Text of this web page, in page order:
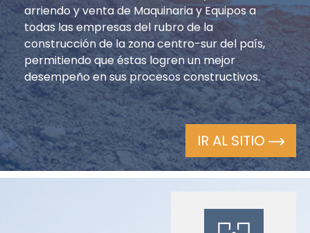
arriendo y venta de Maquinaria y Equipos a
todas las empresas del rubro de la
construcción de la zona centro-sur del país,
permitiendo que éstas logren un mejor
desempeño en sus procesos constructivos.
IR AL SITIO